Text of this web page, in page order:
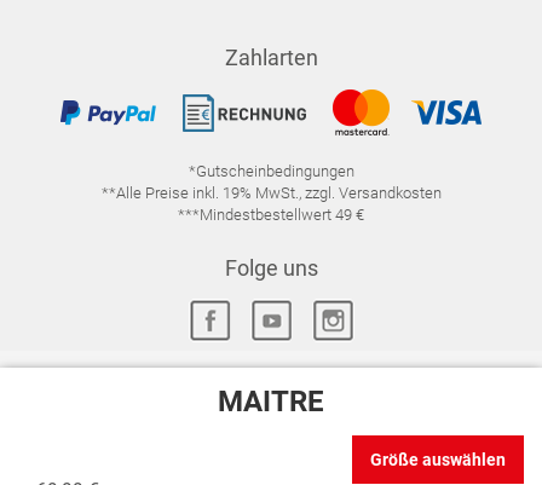
MAITRE
Größe auswählen
Zahlarten
*Gutscheinbedingungen
**Alle Preise inkl. 19% MwSt., zzgl. Versandkosten
***Mindestbestellwert 49 €
Folge uns
DATENSCHUTZ-EINSTELLUNGEN
WIDERRUFSRECHT